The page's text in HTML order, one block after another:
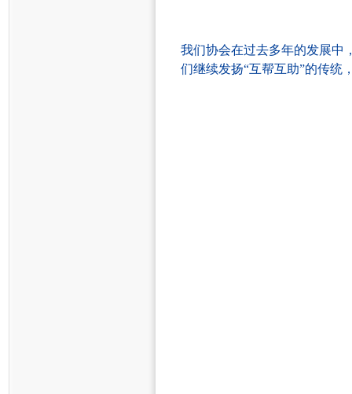
我们协会在过去多年的发展中
们继续发扬“互帮互助”的传统